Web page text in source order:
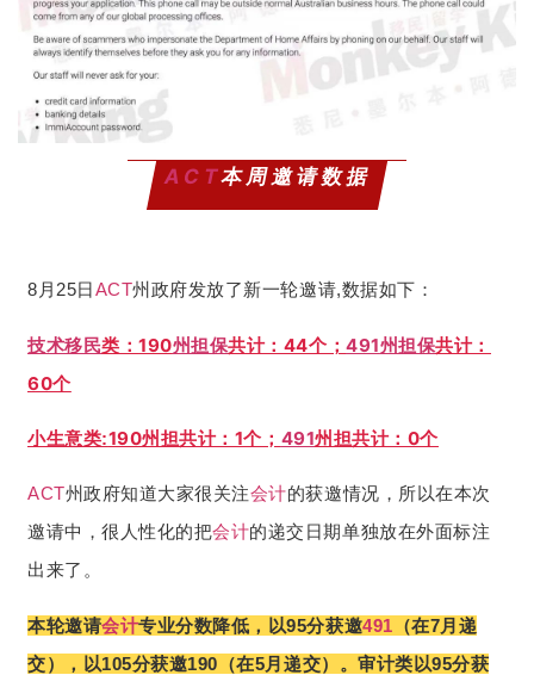
ACT本周邀请数据
8月25日ACT州政府发放了新一轮邀请,数据如下：
技术移民类：190州担保共计：44个；491州担保共计：
60个
小生意类:190州担共计：1个； 491州担共计：0个
ACT州政府知道大家很关注会计的获邀情况，所以在本次
邀请中，很人性化的把会计的递交日期单独放在外面标注
出来了。
本轮邀请会计专业分数降低，以95分获邀491 （在7月递
交），以105分获邀190（在5月递交）。审计类以95分获